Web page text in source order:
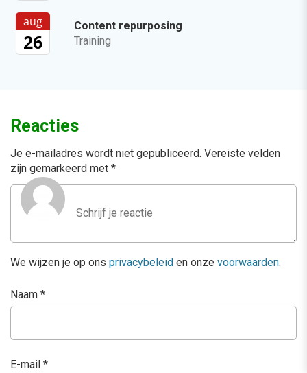
aug
26
Content repurposing
Training
Reacties
Je e-mailadres wordt niet gepubliceerd. Vereiste velden
zijn gemarkeerd met *
We wijzen je op ons privacybeleid en onze voorwaarden.
Naam *
E-mail *